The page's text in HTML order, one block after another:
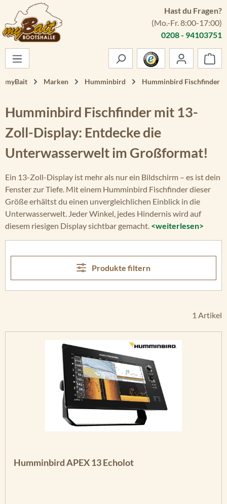
Zum Hauptinhalt springen
Hast du Fragen?
(Mo.-Fr. 8:00-17:00)
0208 - 94103751
myBait Marken Humminbird Humminbird Fischfinder
Humminbird Fischfinder mit 13-
Zoll-Display: Entdecke die
Unterwasserwelt im Großformat!
Ein 13-Zoll-Display ist mehr als nur ein Bildschirm – es ist dein
Fenster zur Tiefe. Mit einem Humminbird Fischfinder dieser
Größe erhältst du einen unvergleichlichen Einblick in die
Unterwasserwelt. Jeder Winkel, jedes Hindernis wird auf
diesem riesigen Display sichtbar gemacht. <weiterlesen>
Produkte filtern
1 Artikel
Humminbird APEX 13 Echolot